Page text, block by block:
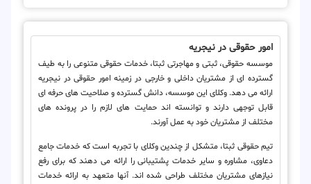
امور حقوقی در نیجریه
موسسه حقوقی، ثبتی و مهاجرتی ثبتا، خدمات حقوقی متنوعی را به طیف
گسترده ای از مشتریان داخلی و خارجی در زمینه امور حقوقی در نیجریه
ارائه می دهد. وکلای این موسسه، دانش گسترده و صلاحیت های حرفه ای
قابل توجهی دارند و توانسته اند حمایت های لازم را در پرونده های
مختلف از مشتریان خود به عمل آورند.
تیم حقوقی ثبتا، متشکل از چندین وکلای با تجربه است که خدمات جامع
دعاوی، مشاوره و سایر خدمات پشتیبانی را ارائه می دهند که برای رفع
نیازهای مشتریان مختلف طراحی شده اند. آنها متعهد به ارائه خدمات